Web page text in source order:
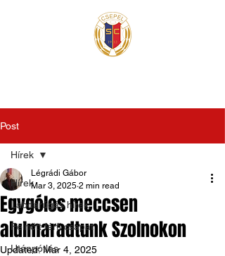
Post
Hírek
Labdarúgás hírek
Felnőtt férfi csapat
Utánpótlás
Hírek
Egygólos meccsen
alulmaradtunk Szolnokon
Légrádi Gábor
Mar 3, 2025 2 min read
Updated:Mar 4, 2025